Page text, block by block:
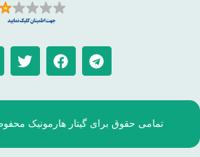
تمامی حقوق برای گیتار هارمونیک محفوظ است.